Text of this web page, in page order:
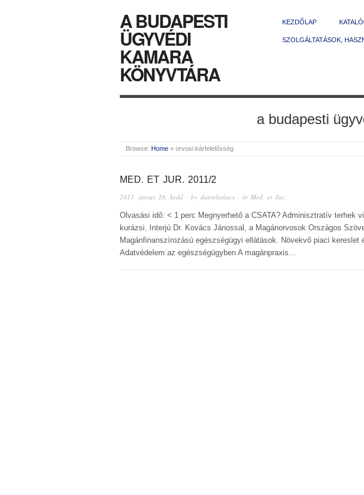
A BUDAPESTI
ÜGYVÉDI
KAMARA
KÖNYVTÁRA
KEZDŐLAP
SZOLGÁLTATÁSOK,
a budapesti
Browse: Home » orvosi kárfelelősség
MED. ET JUR. 2011/2
2011. június 28. kedd · by danieltakacs · in Med. et Jur.
Olvasási idő: < 1 perc Megnyerhető a CSATA? Adminisztratív terhek
kurázsi. Interjú Dr. Kovács Jánossal, a Magánorvosok Országos
Magánfinanszírozású egészségügyi ellátások. Növekvő piaci kereslet
Adatvédelem az egészségügyben A magánpraxis...